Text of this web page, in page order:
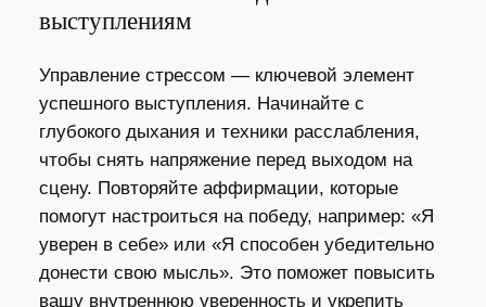
выступлениям
Управление стрессом — ключевой элемент
успешного выступления. Начинайте с
глубокого дыхания и техники расслабления,
чтобы снять напряжение перед выходом на
сцену. Повторяйте аффирмации, которые
помогут настроиться на победу, например: «Я
уверен в себе» или «Я способен убедительно
донести свою мысль». Это поможет повысить
вашу внутреннюю уверенность и укрепить